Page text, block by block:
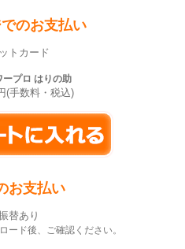
のお支払い
トカード
ープロ はりの助
(手数料・税込)
お支払い
替あり
ード後、ご確認ください。